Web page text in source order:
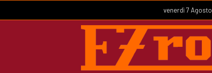
venerdì 7 Agosto